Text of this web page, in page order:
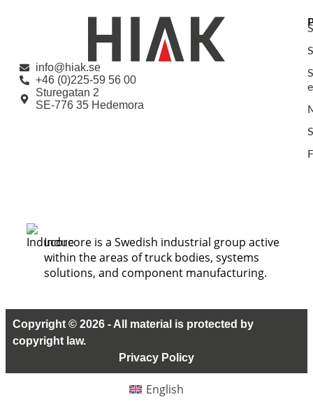
info@hiak.se
+46 (0)225-59 56 00
Sturegatan 2
SE-776 35 Hedemora
Inducore is a Swedish industrial group active
within the areas of truck bodies, systems
solutions, and component manufacturing.
Copyright © 2026 - All material is protected by
copyright law.
Privacy Policy
English